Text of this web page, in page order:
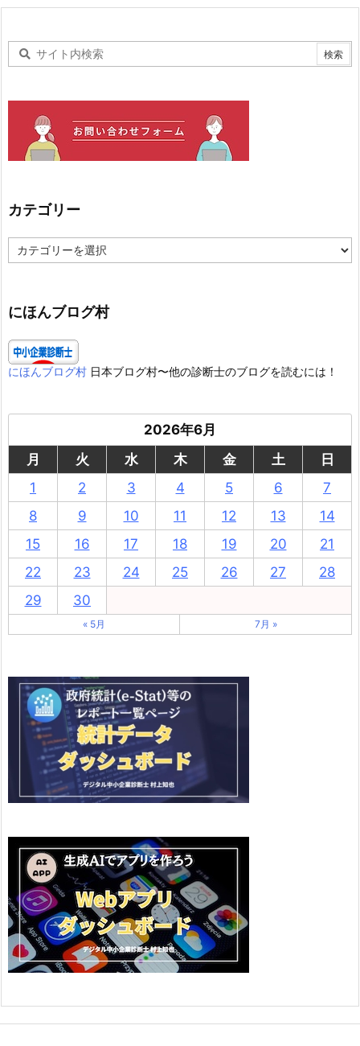
カテゴリー
テ
ー
にほんブログ村
にほんブログ村 日本ブログ村〜他の診断士のブログを読むには！
2026年6月
月
火 水 木 金 土
日
1
2 3 4 5 6
7
8
9 10 11 12 13
14
15
16 17 18 19 20
21
22
23 24 25 26 27
28
29
30
« 5月 7月 »